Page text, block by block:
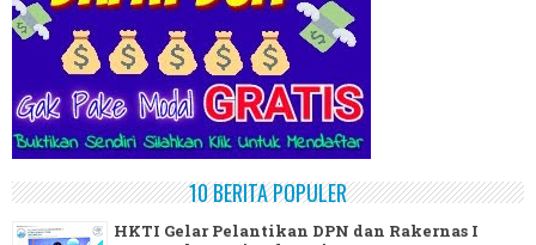
10 BERITA POPULER
HKTI Gelar Pelantikan DPN dan Rakernas I